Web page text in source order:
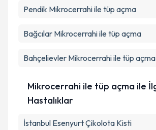
Pendik Mikrocerrahi ile tüp açma
Bağcılar Mikrocerrahi ile tüp açma
Bahçelievler Mikrocerrahi ile tüp açma
Mikrocerrahi ile tüp açma ile
Hastalıklar
İstanbul Esenyurt Çikolota Kisti